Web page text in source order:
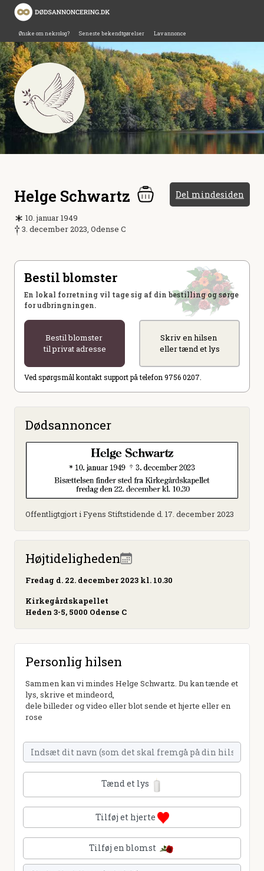
Ønske om nekrolog? Seneste bekendtgørelser Lav annonce
Helge Schwartz Del mindesiden
10. januar 1949
3. december 2023, Odense C
Bestil blomster
En lokal forretning vil tage sig af din bestilling og sørge
for udbringningen.
Bestil blomster
til privat adresse
Skriv en hilsen
eller tænd et lys
Ved spørgsmål kontakt support på telefon 9756 0207.
Dødsannoncer
Offentligtgjort i Fyens Stiftstidende d. 17. december 2023
Højtideligheden
Fredag d. 22. december 2023 kl. 10.30
Kirkegårdskapellet
Heden 3-5, 5000 Odense C
Personlig hilsen
Sammen kan vi mindes Helge Schwartz. Du kan tænde et
lys, skrive et mindeord,
dele billeder og video eller blot sende et hjerte eller en
rose
Tænd et lys
Tilføj et hjerte
Tilføj en blomst